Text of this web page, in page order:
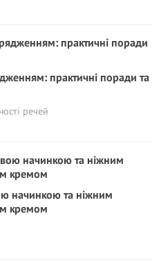
практичні поради та
речей
начинкою та ніжним
кремом